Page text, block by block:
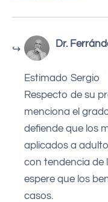
Dr.
Estimado Sergio
Respecto de su
menciona el
defiende que los
aplicados a
con tendencia de
espere que los
casos.